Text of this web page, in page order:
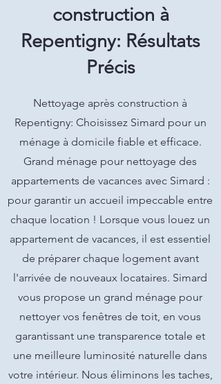
construction à
Repentigny: Résultats
Précis
Nettoyage après construction à
Repentigny: Choisissez Simard pour un
ménage à domicile fiable et efficace.
Grand ménage pour nettoyage des
appartements de vacances avec Simard :
pour garantir un accueil impeccable entre
chaque location ! Lorsque vous louez un
appartement de vacances, il est essentiel
de préparer chaque logement avant
l'arrivée de nouveaux locataires. Simard
vous propose un grand ménage pour
nettoyer vos fenêtres de toit, en vous
garantissant une transparence totale et
une meilleure luminosité naturelle dans
votre intérieur. Nous éliminons les taches,